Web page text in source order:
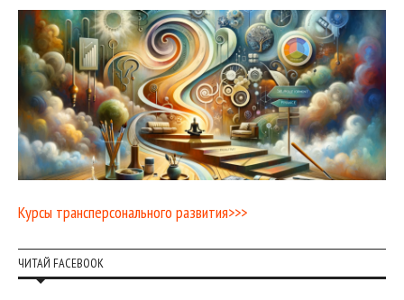
Курсы трансперсонального развития>>>
ЧИТАЙ FACEBOOK